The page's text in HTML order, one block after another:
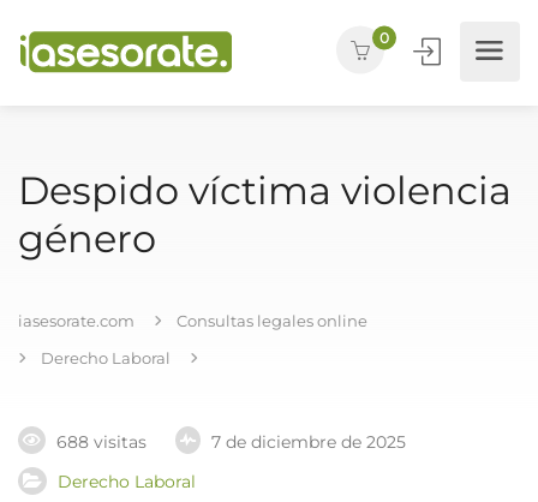
0
Despido víctima violencia
género
iasesorate.com
Consultas legales online
Derecho Laboral
688 visitas
7 de diciembre de 2025
Derecho Laboral